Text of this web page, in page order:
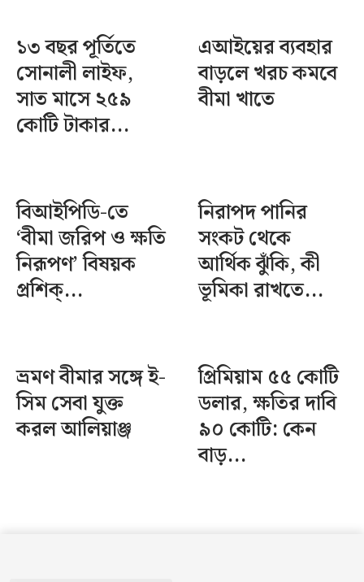
১৩ বছর পূর্তিতে
সোনালী লাইফ,
সাত মাসে ২৫৯
কোটি টাকার...
এআইয়ের ব্যবহার
বাড়লে খরচ কমবে
বীমা খাতে
বিআইপিডি-তে
‘বীমা জরিপ ও ক্ষতি
নিরূপণ’ বিষয়ক
প্রশিক্...
নিরাপদ পানির
সংকট থেকে
আর্থিক ঝুঁকি, কী
ভূমিকা রাখতে...
ভ্রমণ বীমার সঙ্গে ই-
সিম সেবা যুক্ত
করল আলিয়াঞ্জ
প্রিমিয়াম ৫৫ কোটি
ডলার, ক্ষতির দাবি
৯০ কোটি: কেন
বাড়...